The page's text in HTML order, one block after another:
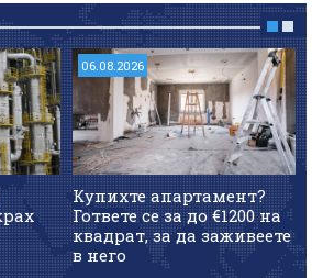
06.08.2026
Купихте апартамент?
Гответе се за до €1200 на
квадрат, за да заживеете
в него